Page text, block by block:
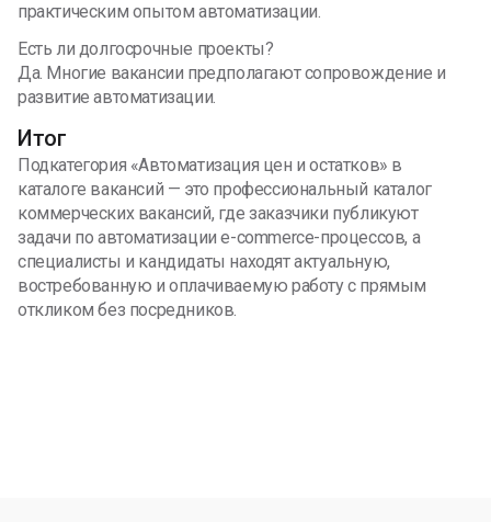
практическим опытом автоматизации.
Есть ли долгосрочные проекты?
Да. Многие вакансии предполагают сопровождение и
развитие автоматизации.
Итог
Подкатегория «Автоматизация цен и остатков» в
каталоге вакансий — это профессиональный каталог
коммерческих вакансий, где заказчики публикуют
задачи по автоматизации e-commerce-процессов, а
специалисты и кандидаты находят актуальную,
востребованную и оплачиваемую работу с прямым
откликом без посредников.